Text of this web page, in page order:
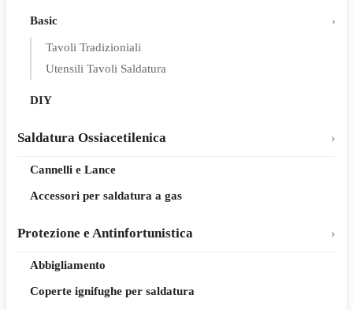
Basic
Tavoli Tradizioniali
Utensili Tavoli Saldatura
DIY
Saldatura Ossiacetilenica
Cannelli e Lance
Accessori per saldatura a gas
Protezione e Antinfortunistica
Abbigliamento
Coperte ignifughe per saldatura